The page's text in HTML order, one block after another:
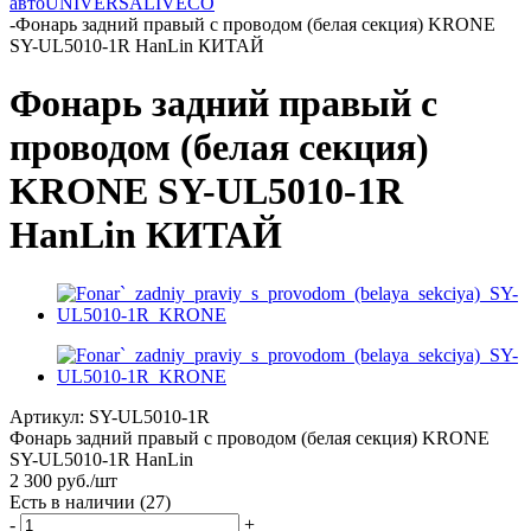
-Фонарь задний правый с проводом (белая секция) KRONE
SY-UL5010-1R HanLin КИТАЙ
Фонарь задний правый с
проводом (белая секция)
KRONE SY-UL5010-1R
HanLin КИТАЙ
Артикул: SY-UL5010-1R
Фонарь задний правый с проводом (белая секция) KRONE
SY-UL5010-1R HanLin
2 300 руб./шт
Есть в наличии (27)
-
+